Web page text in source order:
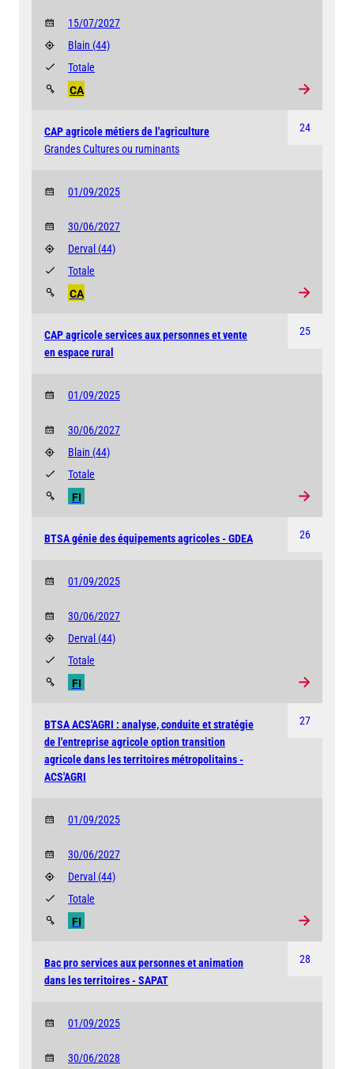
15/07/2027
Blain (44)
CA
Totale
24
CAP agricole métiers de l'agriculture
Grandes Cultures ou ruminants
01/09/2025
30/06/2027
Derval (44)
CA
Totale
25
CAP agricole services aux personnes et vente
en espace rural
01/09/2025
30/06/2027
Blain (44)
FI
Totale
26
BTSA génie des équipements agricoles - GDEA
01/09/2025
30/06/2027
Derval (44)
FI
Totale
27
BTSA ACS'AGRI : analyse, conduite et stratégie
de l'entreprise agricole option transition
agricole dans les territoires métropolitains -
ACS'AGRI
01/09/2025
30/06/2027
Derval (44)
FI
Totale
28
Bac pro services aux personnes et animation
dans les territoires - SAPAT
01/09/2025
30/06/2028